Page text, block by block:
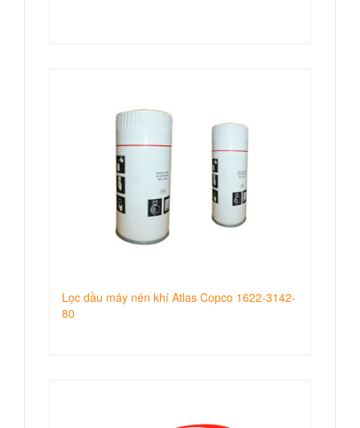
Lọc dầu máy nén khí Atlas Copco 1622-3142-
80